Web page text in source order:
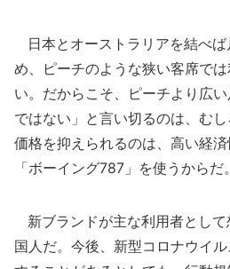
日本とオーストラリアを結べ
め、ピーチのような狭い客席で
い。だからこそ、ピーチより広
ではない」と言い切るのは、む
価格を抑えられるのは、高い経
「ボーイング787」を使うからだ。
新ブランドが主な利用者とし
国人だ。今後、新型コロナウイ